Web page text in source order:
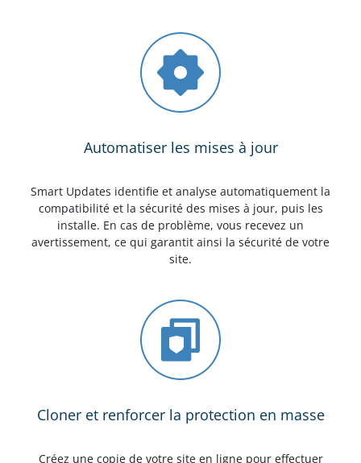
Automatiser les mises à jour
Smart Updates identifie et analyse automatiquement la
compatibilité et la sécurité des mises à jour, puis les
installe. En cas de problème, vous recevez un
avertissement, ce qui garantit ainsi la sécurité de votre
site.
Cloner et renforcer la protection en masse
Créez une copie de votre site en ligne pour effectuer